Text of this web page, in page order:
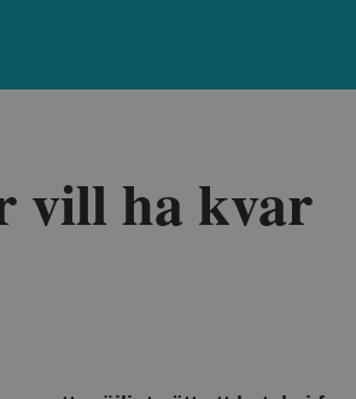
vill ha kvar